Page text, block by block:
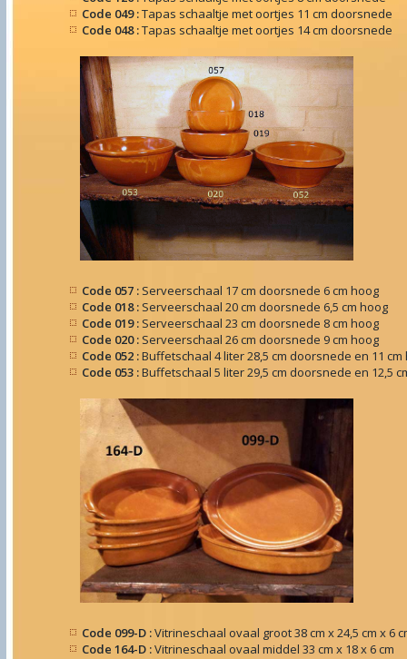
Code 049 :Tapas schaaltje met oortjes 11 cm doorsnede
Code 048 :Tapas schaaltje met oortjes 14 cm doorsnede
Code 057 : Serveerschaal 17 cm doorsnede 6 cm hoog
Code 018 : Serveerschaal 20 cm doorsnede 6,5 cm hoog
Code 019 : Serveerschaal 23 cm doorsnede 8 cm hoog
Code 020 : Serveerschaal 26 cm doorsnede 9 cm hoog
Code 052 :Buffetschaal 4 liter 28,5 cm doorsnede en 11 cm
Code 053 :Buffetschaal 5 liter 29,5 cm doorsnede en 12,5
Code 099-D :Vitrineschaal ovaal groot 38 cm x 24,5 cm x 6
Code 164-D :Vitrineschaal ovaal middel 33 cm x 18 x 6 cm